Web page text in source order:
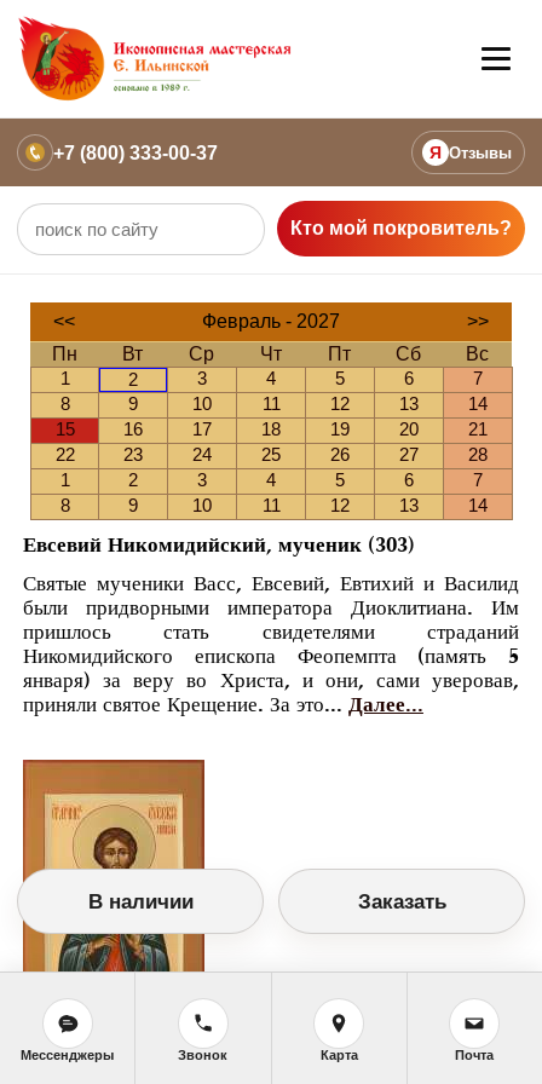
+7 (800) 333-00-37 Я Отзывы
Кто мой покровитель?
<< Февраль - 2027
>>
Пн
Вт Ср Чт Пт Сб
Вс
1
2 3 4 5 6
7
8
9 10 11 12 13
14
15
16 17 18 19 20
21
22
23 24 25 26 27
28
1
2 3 4 5 6
7
8
9 10 11 12 13 14
Евсевий Никомидийский, мученик (303)
Святые мученики Васс, Евсевий, Евтихий и Василид
были придворными императора Диоклитиана. Им
пришлось стать свидетелями страданий
Никомидийского епископа Феопемпта (память 5
января) за веру во Христа, и они, сами уверовав,
приняли святое Крещение. За это... Далее...
В наличии Заказать
Мессенджеры Звонок Карта Почта